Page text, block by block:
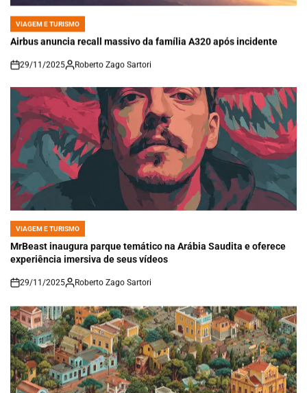
POSTED
IN
VIAGEM E TURISMO
Airbus anuncia recall massivo da família A320 após incidente
on
29/11/2025 Roberto Zago Sartori
POSTED
IN
VIAGEM E TURISMO
MrBeast inaugura parque temático na Arábia Saudita e oferece
experiência imersiva de seus vídeos
on
29/11/2025 Roberto Zago Sartori